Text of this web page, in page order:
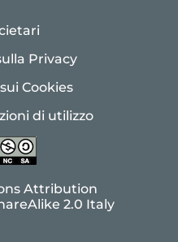
Privacy
Cookies
di utilizzo
Attribution
2.0 Italy